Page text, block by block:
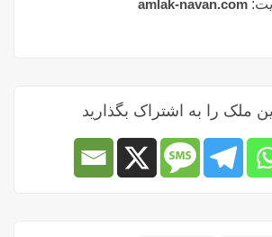
amlak-navan.com
ملک را به اشتراک بگذارید